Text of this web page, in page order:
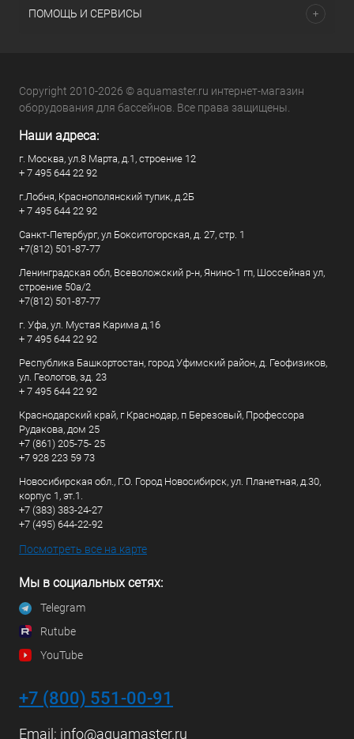
ПОМОЩЬ И СЕРВИСЫ
Copyright 2010-2026 © aquamaster.ru интернет-магазин
оборудования для бассейнов. Все права защищены.
Наши адреса:
г. Москва, ул.8 Марта, д.1, строение 12
+ 7 495 644 22 92
г.Лобня, Краснополянский тупик, д.2Б
+ 7 495 644 22 92
Санкт-Петербург, ул Бокситогорская, д. 27, стр. 1
+7(812) 501-87-77
Ленинградская обл, Всеволожский р-н, Янино-1 гп, Шоссейная ул,
строение 50а/2
+7(812) 501-87-77
г. Уфа, ул. Мустая Карима д.16
+ 7 495 644 22 92
Республика Башкортостан, город Уфимский район, д. Геофизиков,
ул. Геологов, зд. 23
+ 7 495 644 22 92
Краснодарский край, г Краснодар, п Березовый, Профессора
Рудакова, дом 25
+7 (861) 205-75- 25
+7 928 223 59 73
Новосибирская обл., Г.О. Город Новосибирск, ул. Планетная, д.30,
корпус 1, эт.1.
+7 (383) 383-24-27
+7 (495) 644-22-92
Посмотреть все на карте
Мы в социальных сетях:
Telegram
Rutube
YouTube
+7 (800) 551-00-91
Email: info@aquamaster.ru